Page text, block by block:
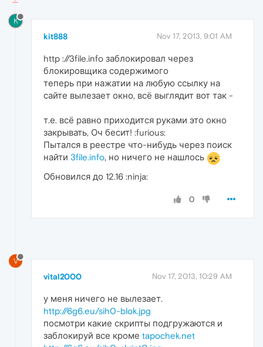
K
kit888 Nov 17, 2013, 9:01 AM
http ://3file.info заблокировал через
блокировщика содержимого
теперь при нажатии на любую ссылку на
сайте вылезает окно, всё выглядит вот так -
т.е. всё равно приходится руками это окно
закрывать, Оч бесит! :furious:
Пытался в реестре что-нибудь через поиск
найти 3file.info, но ничего не нашлось
Обновился до 12.16 :ninja:
0
V
vital2000 Nov 17, 2013, 10:29 AM
у меня ничего не вылезает.
http://6g6.eu/sih0-blok.jpg
посмотри какие скрипты подгружаются и
заблокируй все кроме tapochek.net